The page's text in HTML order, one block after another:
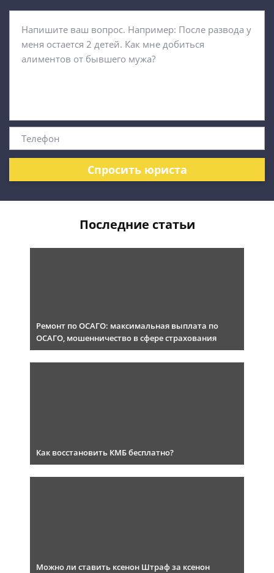
Спросить юриста
Последние статьи
Ремонт по ОСАГО: максимальная выплата по
ОСАГО, мошенничество в сфере страхования
Как восстановить КМБ бесплатно?
Можно ли ставить ксенон Штраф за ксенон